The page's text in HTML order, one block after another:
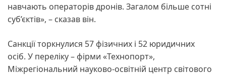
навчають операторів дронів. Загалом більше сотні
суб’єктів», – сказав він.
Санкції торкнулися 57 фізичних і 52 юридичних
осіб. У переліку – фірми «Технопорт»,
Міжрегіональний науково-освітній центр світового